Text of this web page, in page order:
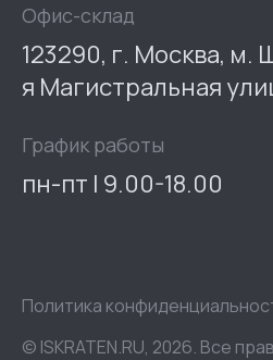
Офис-склад
123290, г. Москва, м.
я Магистральная
График работы
пн-пт | 9.00-18.00
© ISKRATEN.RU, 2026. Все
Политика